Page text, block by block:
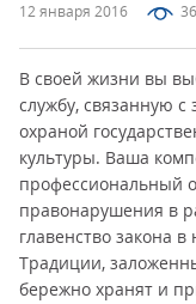
12 января 2016
В своей жизни вы
службу, связанную
охраной
культуры. Ваша
профессиональный
правонарушения в
главенство закона
Традиции,
бережно хранят и